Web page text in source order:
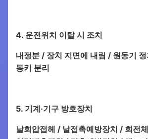
4. 운전위치 이탈 시 조치
내정분 / 장치 지면에 내림 / 원동기 정
동키 분리
5. 기계·기구 방호장치
날회압접헤 / 날접촉예방장치 / 회전